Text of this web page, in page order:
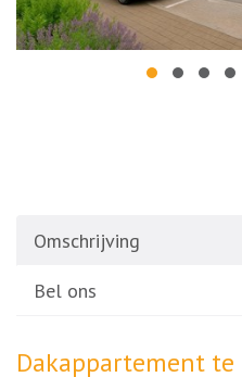
Omschrijving
Bel ons
Omschrijving
Dakappartement